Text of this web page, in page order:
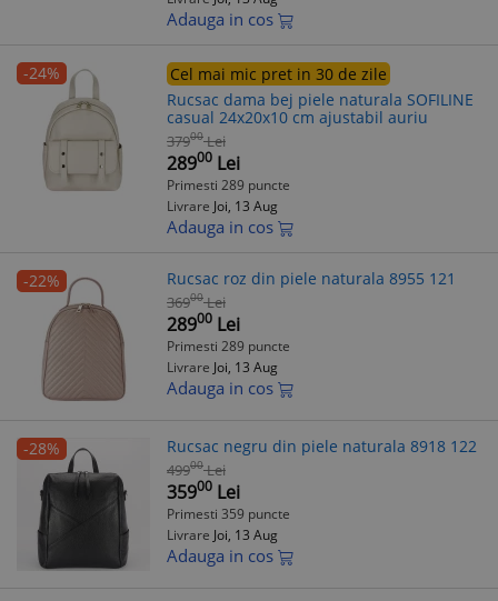
Adauga in cos
-24%
Cel mai mic pret in 30 de zile
Rucsac dama bej piele naturala SOFILINE
casual 24x20x10 cm ajustabil auriu
37900 Lei
28900 Lei
Primesti 289 puncte
Livrare Joi, 13 Aug
Adauga in cos
-22% Rucsac roz din piele naturala 8955 121
36900 Lei
28900 Lei
Primesti 289 puncte
Livrare Joi, 13 Aug
Adauga in cos
-28% Rucsac negru din piele naturala 8918 122
49900 Lei
35900 Lei
Primesti 359 puncte
Livrare Joi, 13 Aug
Adauga in cos